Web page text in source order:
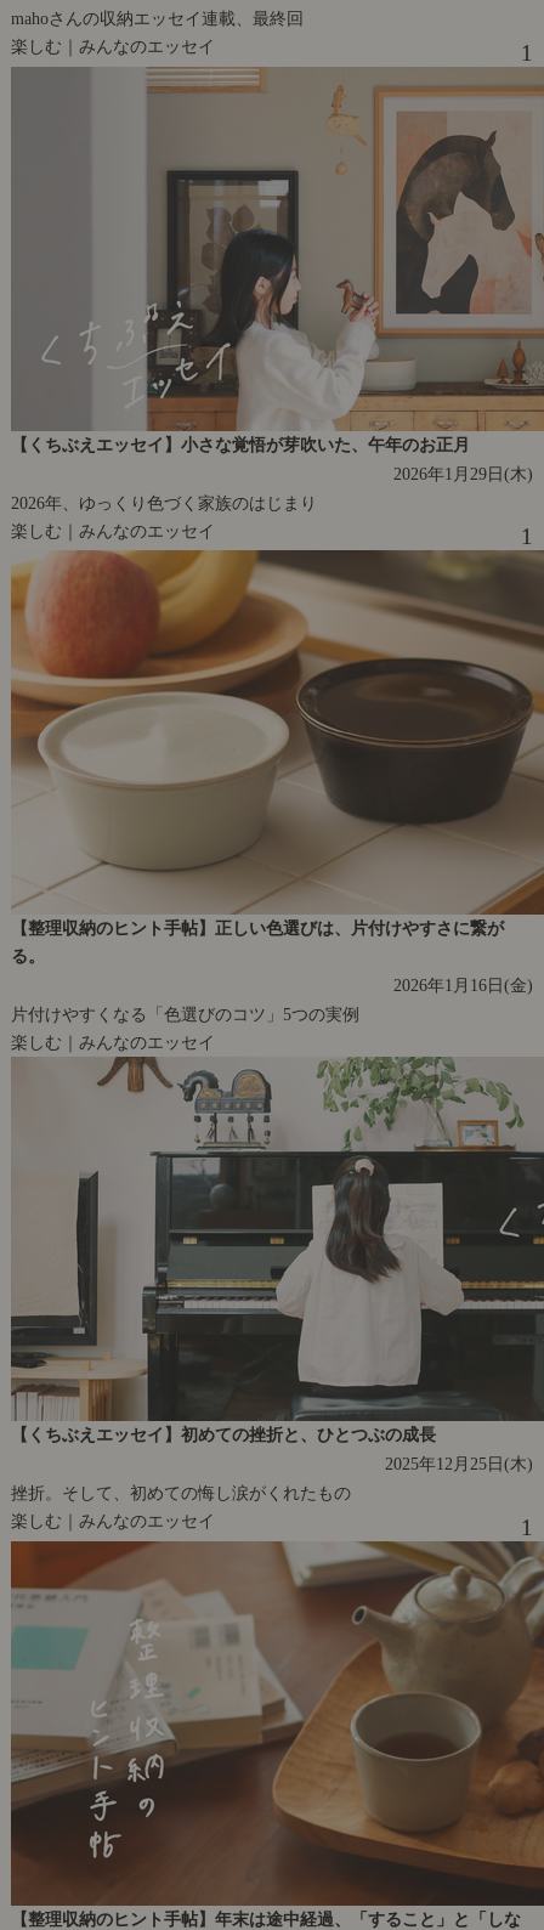
mahoさんの収納エッセイ連載、最終回
楽しむ｜みんなのエッセイ
1
【くちぶえエッセイ】小さな覚悟が芽吹いた、午年のお正月
2026年1月29日(木)
2026年、ゆっくり色づく家族のはじまり
楽しむ｜みんなのエッセイ
1
【整理収納のヒント手帖】正しい色選びは、片付けやすさに繋が
る。
2026年1月16日(金)
片付けやすくなる「色選びのコツ」5つの実例
楽しむ｜みんなのエッセイ
【くちぶえエッセイ】初めての挫折と、ひとつぶの成長
2025年12月25日(木)
挫折。そして、初めての悔し涙がくれたもの
楽しむ｜みんなのエッセイ
1
【整理収納のヒント手帖】年末は途中経過、「すること」と「しな